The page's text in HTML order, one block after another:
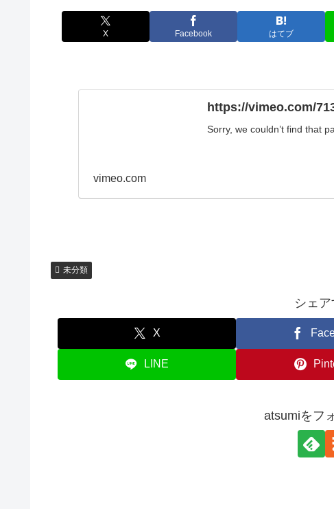
X Facebook はてブ
https://vimeo.com/
Sorry, we couldn’t find that
vimeo.com
未分類
シェア
X
LINE
atsumiをフ